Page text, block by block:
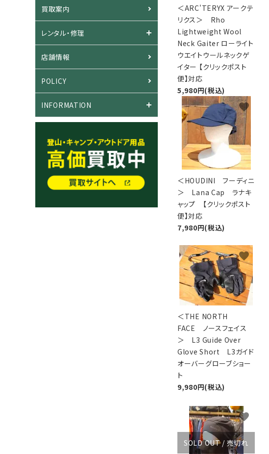
＜ARC'TERYX アークテ
リクス＞ Rho
Lightweight Wool
Neck Gaiter ローライト
ウエイトウールネックゲ
イター 【クリックポスト
便】対応
5,980円(税込)
＜HOUDINI フーディニ
＞ Lana Cap ラナキ
ャップ 【クリックポスト
便】対応
7,980円(税込)
favorite
＜THE NORTH
FACE ノースフェイス
＞ L3 Guide Over
Glove Short L3ガイド
オーバーグローブショー
ト
9,980円(税込)
favorite
SOLD OUT / 売切れ
favorite
買取案内
レンタル・修理
店舗情報
POLICY
INFORMATION